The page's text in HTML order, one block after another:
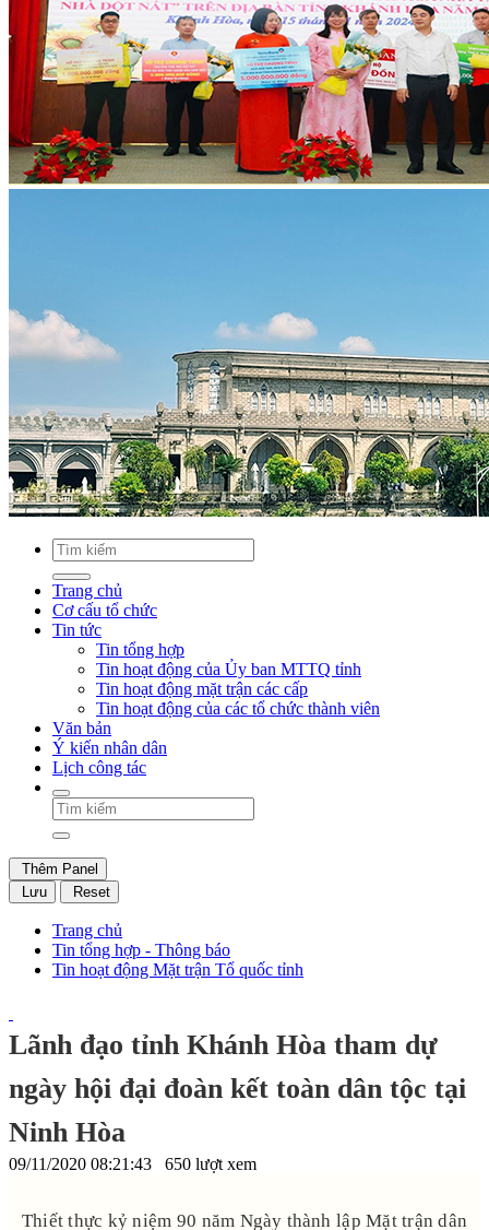
Trang chủ
Cơ cấu tổ chức
Tin tức
Tin tổng hợp
Tin hoạt động của Ủy ban MTTQ tỉnh
Tin hoạt động mặt trận các cấp
Tin hoạt động của các tổ chức thành viên
Văn bản
Ý kiến nhân dân
Lịch công tác
Thêm Panel
Lưu
Reset
Trang chủ
Tin tổng hợp - Thông báo
Tin hoạt động Mặt trận Tổ quốc tỉnh
Lãnh đạo tỉnh Khánh Hòa tham dự
ngày hội đại đoàn kết toàn dân tộc tại
Ninh Hòa
09/11/2020 08:21:43 650 lượt xem
Thiết thực kỷ niệm 90 năm Ngày thành lập Mặt trận dân